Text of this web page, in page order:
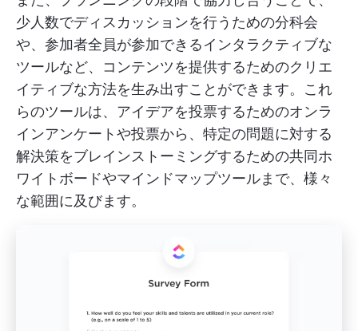
少人数でディスカッションを行うための分科会
や、参加者全員が参加できるインタラクティブな
ツールなど、コンテンツを提供するためのクリエ
イティブな方法を生み出すことができます。これ
らのツールは、アイデアを投票するためのオンラ
インアンケートや投票から、特定の問題に対する
解決策をブレインストーミングするための共同ホ
ワイトボードやマインドマップツールまで、様々
な範囲に及びます。